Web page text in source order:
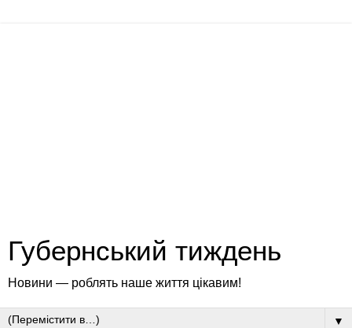
Губернський тиждень
Новини — роблять наше життя цікавим!
▼